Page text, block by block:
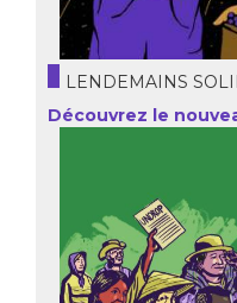
LENDEMAINS
Découvrez le